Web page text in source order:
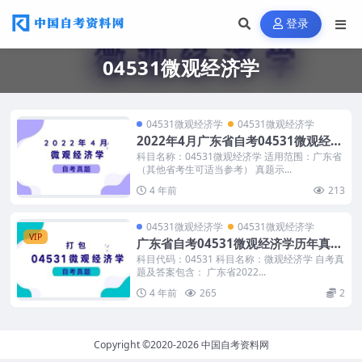
登录
04531微观经济学
04531微观经济学 04531微观经济学
2022年4月广东省自考04531微观经济
学历年真题及答案
科目名称：04531微观经济学 适用范围：广东省
（其他省考生可适当参考） 真题示...
4 年前
213
VIP
04531微观经济学 04531微观经济学
广东省自考04531微观经济学历年真题
及答案
科目代码：04531 科目名称：微观经济学 自考真
题及答案包含： 广东省2022...
4 年前
265 2
Copyright ©2020-2026中国自考资料网